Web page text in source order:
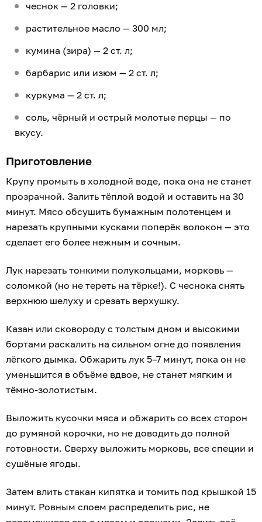
чеснок — 2 головки;
растительное масло — 300 мл;
кумина (зира) — 2 ст. л;
барбарис или изюм — 2 ст. л;
куркума — 2 ст. л;
соль, чёрный и острый молотые перцы — по
вкусу.
Приготовление
Крупу промыть в холодной воде, пока она не станет
прозрачной. Залить тёплой водой и оставить на 30
минут. Мясо обсушить бумажным полотенцем и
нарезать крупными кусками поперёк волокон — это
сделает его более нежным и сочным.
Лук нарезать тонкими полукольцами, морковь —
соломкой (но не тереть на тёрке!). С чеснока снять
верхнюю шелуху и срезать верхушку.
Казан или сковороду с толстым дном и высокими
бортами раскалить на сильном огне до появления
лёгкого дымка. Обжарить лук 5–7 минут, пока он не
уменьшится в объёме вдвое, не станет мягким и
тёмно-золотистым.
Выложить кусочки мяса и обжарить со всех сторон
до румяной корочки, но не доводить до полной
готовности. Сверху выложить морковь, все специи и
сушёные ягоды.
Затем влить стакан кипятка и томить под крышкой 15
минут. Ровным слоем распределить рис, не